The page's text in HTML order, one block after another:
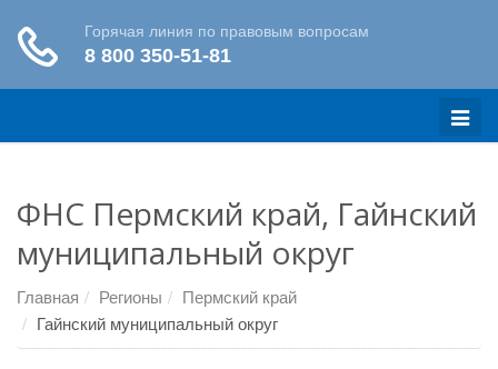
Меню
ФНС Пермский край, Гайнский
муниципальный округ
Главная Регионы
Пермский край
Гайнский муниципальный округ